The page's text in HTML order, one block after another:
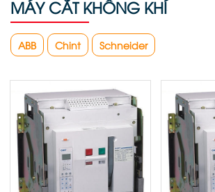
MÁY CẮT KHÔNG KHÍ
ABB Chint Schneider